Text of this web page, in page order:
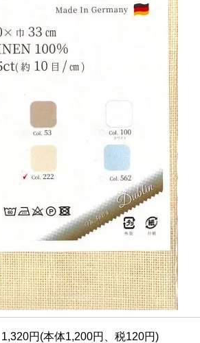
1,320円(本体1,200円、税120円)